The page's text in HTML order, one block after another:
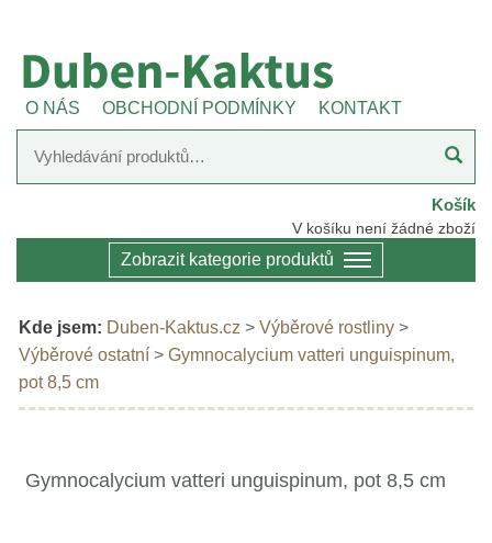
O NÁS OBCHODNÍ PODMÍNKY KONTAKT
Košík
V košíku není žádné zboží
Zobrazit kategorie produktů
Kde jsem: Duben-Kaktus.cz > Výběrové rostliny >
Výběrové ostatní > Gymnocalycium vatteri unguispinum,
pot 8,5 cm
Gymnocalycium vatteri unguispinum, pot 8,5 cm